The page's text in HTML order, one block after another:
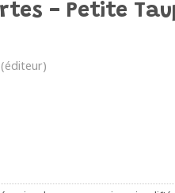
- Petite
(éditeur)